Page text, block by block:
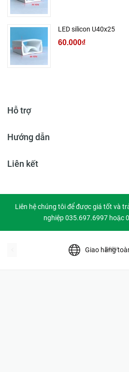
LED silicon U40x25
60.000₫
Hỗ trợ
Hướng dẫn
Liên kết
Liên hệ chúng tôi để được giá tốt và
nghiệp 035.697.6997 hoặc
Giao hàng
prev